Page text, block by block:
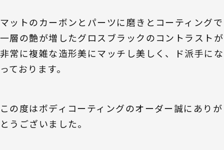
マットのカーボンとパーツに磨きとコーティングで
一層の艶が増したグロスブラックのコントラストが
非常に複雑な造形美にマッチし美しく、ド派手にな
っております。
この度はボディコーティングのオーダー誠にありが
とうございました。